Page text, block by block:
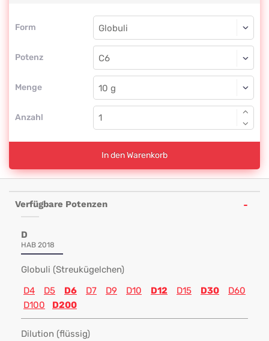
Form
Form
Potenz
Globuli
C6
Menge
Globuli
Anzahl
In den Warenkorb
Verfügbare Potenzen
D
HAB 2018
Globuli (Streukügelchen)
D4
D5 D6 D7 D9 D10 D12 D15 D30
D60
D100
D200
Dilution (flüssig)